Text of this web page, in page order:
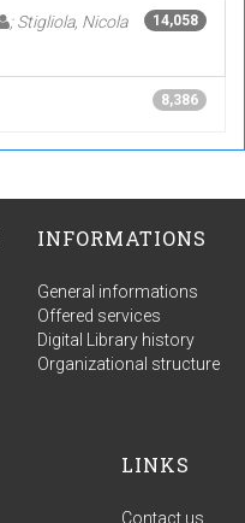
14,058
; Stigliola, Nicola
8,386
INFORMATIONS
General informations
Offered services
Digital Library history
Organizational structure
LINKS
Contact us